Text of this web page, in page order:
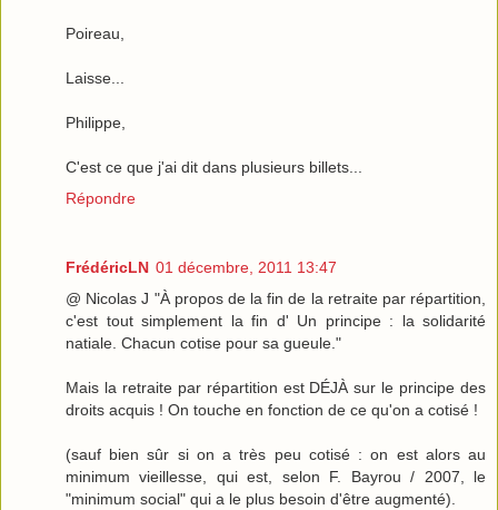
Poireau,
Laisse...
Philippe,
C'est ce que j'ai dit dans plusieurs billets...
Répondre
FrédéricLN 01 décembre, 2011 13:47
@ Nicolas J "À propos de la fin de la retraite par répartition,
c'est tout simplement la fin d' Un principe : la solidarité
natiale. Chacun cotise pour sa gueule."
Mais la retraite par répartition est DÉJÀ sur le principe des
droits acquis ! On touche en fonction de ce qu'on a cotisé !
(sauf bien sûr si on a très peu cotisé : on est alors au
minimum vieillesse, qui est, selon F. Bayrou / 2007, le
"minimum social" qui a le plus besoin d'être augmenté).